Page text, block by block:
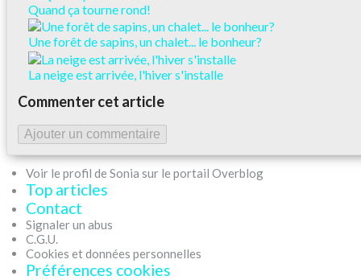
Quand ça tourne rond!
Une forêt de sapins, un chalet... le bonheur?
La neige est arrivée, l'hiver s'installe
Commenter cet article
Ajouter un commentaire
Voir le profil de Sonia sur le portail Overblog
Top articles
Contact
Signaler un abus
C.G.U.
Cookies et données personnelles
Préférences cookies